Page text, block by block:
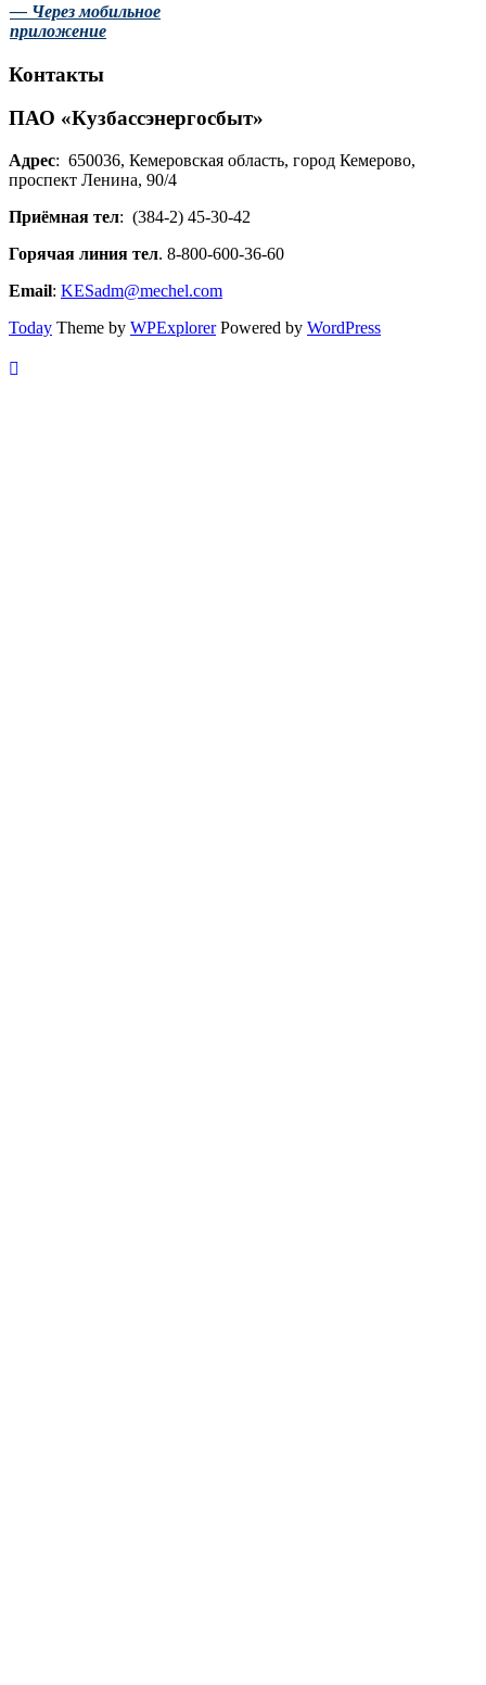
— Через мобильное
приложение
Контакты
ПАО «Кузбассэнергосбыт»
Адрес: 650036, Кемеровская область, город Кемерово,
проспект Ленина, 90/4
Приёмная тел: (384-2) 45-30-42
Горячая линия тел. 8-800-600-36-60
Email: KESadm@mechel.com
Today Theme by WPExplorerPowered by WordPress